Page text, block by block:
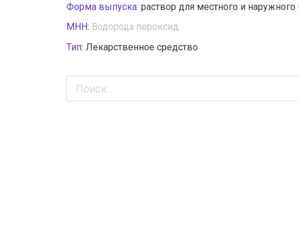
Форма выпуска: раствор для местного и
МНН: Водорода пероксид
Тип: Лекарственное средство